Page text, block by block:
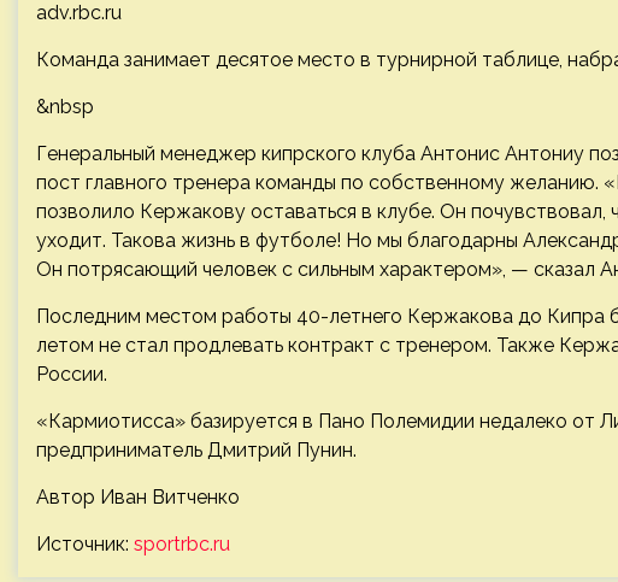
adv.rbc.ru
Команда занимает десятое место в турнирной таблице,
&nbsp
Генеральный менеджер кипрского клуба Антонис Антониу
пост главного тренера команды по собственному желанию.
позволило Кержакову оставаться в клубе. Он
уходит. Такова жизнь в футболе! Но мы благодарны
Он потрясающий человек с сильным характером», — сказал
Последним местом работы 40-летнего Кержакова до
летом не стал продлевать контракт с тренером. Также
России.
«Кармиотисса» базируется в Пано Полемидии недалеко от
предприниматель Дмитрий Пунин.
Автор Иван Витченко
Источник: sportrbc.ru